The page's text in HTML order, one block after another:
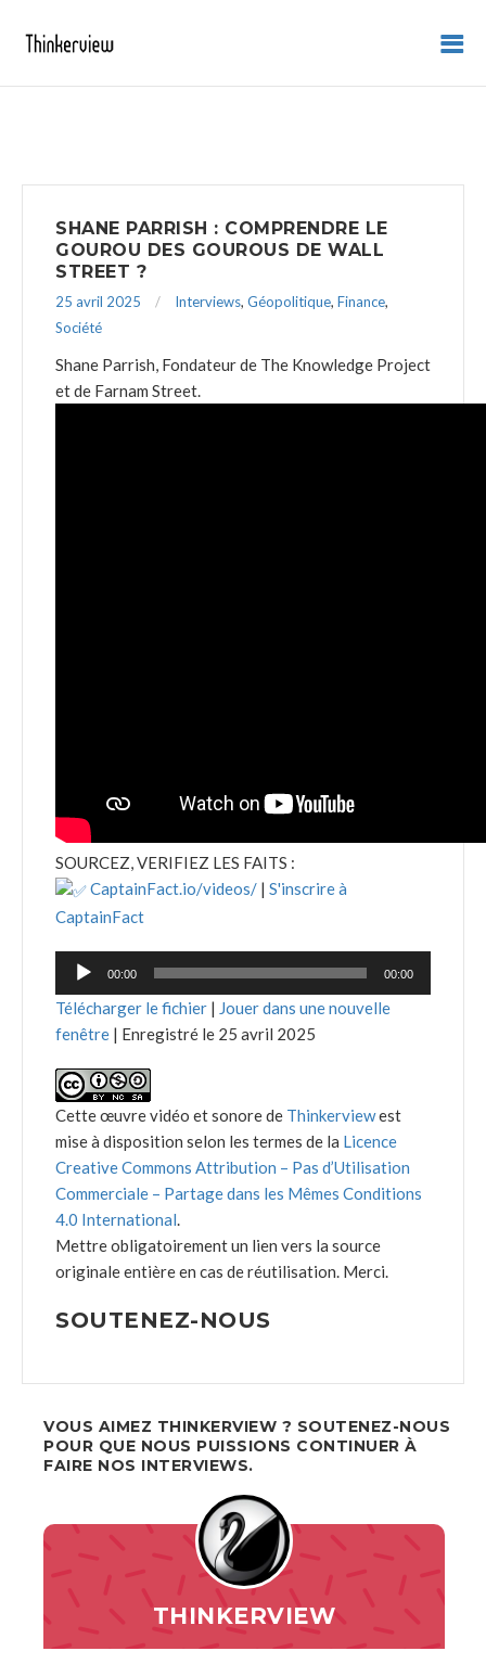
SHANE PARRISH : COMPRENDRE LE
GOUROU DES GOUROUS DE WALL
STREET ?
25 avril 2025 Interviews, Géopolitique, Finance,
Société
Shane Parrish, Fondateur de The Knowledge Project
et de Farnam Street.
SOURCEZ, VERIFIEZ LES FAITS :
CaptainFact.io/videos/ | S'inscrire à
CaptainFact
Lecteur
00:00 00:00
Télécharger le fichier | Jouer dans une nouvelle
fenêtre | Enregistré le 25 avril 2025
Cette œuvre vidéo et sonore de Thinkerviewest
mise à disposition selon les termes de la Licence
Creative Commons Attribution – Pas d’Utilisation
Commerciale – Partage dans les Mêmes Conditions
4.0 International.
Mettre obligatoirement un lien vers la source
originale entière en cas de réutilisation. Merci.
SOUTENEZ-NOUS
VOUS AIMEZ THINKERVIEW ? SOUTENEZ-NOUS
POUR QUE NOUS PUISSIONS CONTINUER À
FAIRE NOS INTERVIEWS.
THINKERVIEW